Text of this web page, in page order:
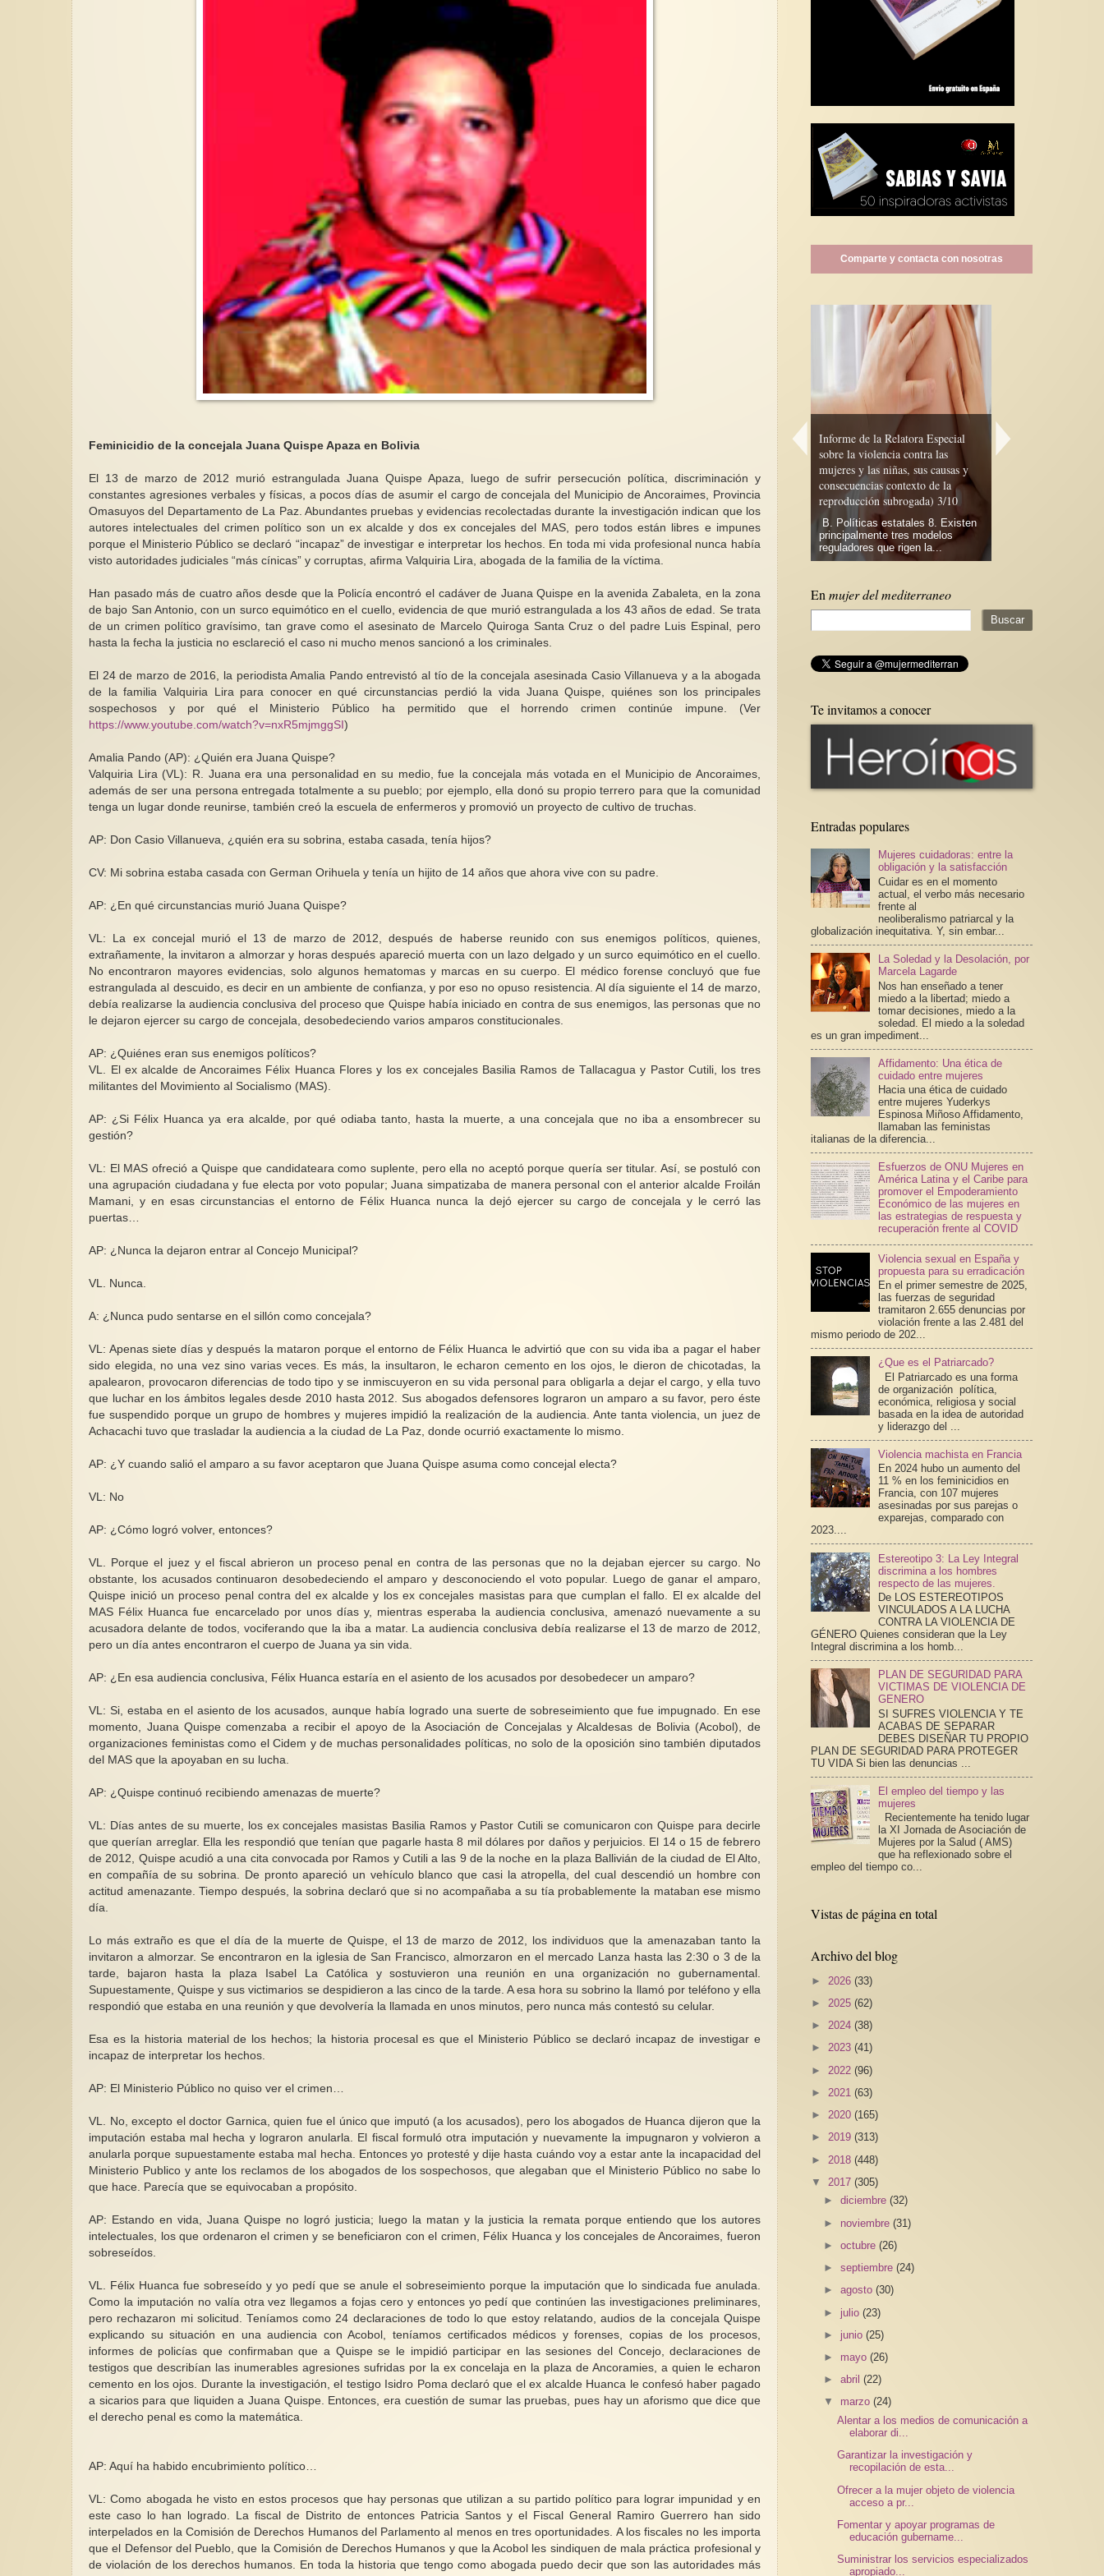
Feminicidio de la concejala Juana Quispe Apaza en Bolivia
El 13 de marzo de 2012 murió estrangulada Juana Quispe Apaza, luego de sufrir persecución política, discriminación y
constantes agresiones verbales y físicas, a pocos días de asumir el cargo de concejala del Municipio de Ancoraimes, Provincia
Omasuyos del Departamento de La Paz. Abundantes pruebas y evidencias recolectadas durante la investigación indican que los
autores intelectuales del crimen político son un ex alcalde y dos ex concejales del MAS, pero todos están libres e impunes
porque el Ministerio Público se declaró “incapaz” de investigar e interpretar los hechos. En toda mi vida profesional nunca había
visto autoridades judiciales “más cínicas” y corruptas, afirma Valquiria Lira, abogada de la familia de la víctima.
Han pasado más de cuatro años desde que la Policía encontró el cadáver de Juana Quispe en la avenida Zabaleta, en la zona
de bajo San Antonio, con un surco equimótico en el cuello, evidencia de que murió estrangulada a los 43 años de edad. Se trata
de un crimen político gravísimo, tan grave como el asesinato de Marcelo Quiroga Santa Cruz o del padre Luis Espinal, pero
hasta la fecha la justicia no esclareció el caso ni mucho menos sancionó a los criminales.
El 24 de marzo de 2016, la periodista Amalia Pando entrevistó al tío de la concejala asesinada Casio Villanueva y a la abogada
de la familia Valquiria Lira para conocer en qué circunstancias perdió la vida Juana Quispe, quiénes son los principales
sospechosos y por qué el Ministerio Público ha permitido que el horrendo crimen continúe impune. (Ver
https://www.youtube.com/watch?v=nxR5mjmggSI)
Amalia Pando (AP): ¿Quién era Juana Quispe?
Valquiria Lira (VL): R. Juana era una personalidad en su medio, fue la concejala más votada en el Municipio de Ancoraimes,
además de ser una persona entregada totalmente a su pueblo; por ejemplo, ella donó su propio terrero para que la comunidad
tenga un lugar donde reunirse, también creó la escuela de enfermeros y promovió un proyecto de cultivo de truchas.
AP: Don Casio Villanueva, ¿quién era su sobrina, estaba casada, tenía hijos?
CV: Mi sobrina estaba casada con German Orihuela y tenía un hijito de 14 años que ahora vive con su padre.
AP: ¿En qué circunstancias murió Juana Quispe?
VL: La ex concejal murió el 13 de marzo de 2012, después de haberse reunido con sus enemigos políticos, quienes,
extrañamente, la invitaron a almorzar y horas después apareció muerta con un lazo delgado y un surco equimótico en el cuello.
No encontraron mayores evidencias, solo algunos hematomas y marcas en su cuerpo. El médico forense concluyó que fue
estrangulada al descuido, es decir en un ambiente de confianza, y por eso no opuso resistencia. Al día siguiente el 14 de marzo,
debía realizarse la audiencia conclusiva del proceso que Quispe había iniciado en contra de sus enemigos, las personas que no
le dejaron ejercer su cargo de concejala, desobedeciendo varios amparos constitucionales.
AP: ¿Quiénes eran sus enemigos políticos?
VL. El ex alcalde de Ancoraimes Félix Huanca Flores y los ex concejales Basilia Ramos de Tallacagua y Pastor Cutili, los tres
militantes del Movimiento al Socialismo (MAS).
AP: ¿Si Félix Huanca ya era alcalde, por qué odiaba tanto, hasta la muerte, a una concejala que no iba a ensombrecer su
gestión?
VL: El MAS ofreció a Quispe que candidateara como suplente, pero ella no aceptó porque quería ser titular. Así, se postuló con
una agrupación ciudadana y fue electa por voto popular; Juana simpatizaba de manera personal con el anterior alcalde Froilán
Mamani, y en esas circunstancias el entorno de Félix Huanca nunca la dejó ejercer su cargo de concejala y le cerró las
puertas…
AP: ¿Nunca la dejaron entrar al Concejo Municipal?
VL. Nunca.
A: ¿Nunca pudo sentarse en el sillón como concejala?
VL: Apenas siete días y después la mataron porque el entorno de Félix Huanca le advirtió que con su vida iba a pagar el haber
sido elegida, no una vez sino varias veces. Es más, la insultaron, le echaron cemento en los ojos, le dieron de chicotadas, la
apalearon, provocaron diferencias de todo tipo y se inmiscuyeron en su vida personal para obligarla a dejar el cargo, y ella tuvo
que luchar en los ámbitos legales desde 2010 hasta 2012. Sus abogados defensores lograron un amparo a su favor, pero éste
fue suspendido porque un grupo de hombres y mujeres impidió la realización de la audiencia. Ante tanta violencia, un juez de
Achacachi tuvo que trasladar la audiencia a la ciudad de La Paz, donde ocurrió exactamente lo mismo.
AP: ¿Y cuando salió el amparo a su favor aceptaron que Juana Quispe asuma como concejal electa?
VL: No
AP: ¿Cómo logró volver, entonces?
VL. Porque el juez y el fiscal abrieron un proceso penal en contra de las personas que no la dejaban ejercer su cargo. No
obstante, los acusados continuaron desobedeciendo el amparo y desconociendo el voto popular. Luego de ganar el amparo,
Quispe inició un proceso penal contra del ex alcalde y los ex concejales masistas para que cumplan el fallo. El ex alcalde del
MAS Félix Huanca fue encarcelado por unos días y, mientras esperaba la audiencia conclusiva, amenazó nuevamente a su
acusadora delante de todos, vociferando que la iba a matar. La audiencia conclusiva debía realizarse el 13 de marzo de 2012,
pero un día antes encontraron el cuerpo de Juana ya sin vida.
AP: ¿En esa audiencia conclusiva, Félix Huanca estaría en el asiento de los acusados por desobedecer un amparo?
VL: Si, estaba en el asiento de los acusados, aunque había logrado una suerte de sobreseimiento que fue impugnado. En ese
momento, Juana Quispe comenzaba a recibir el apoyo de la Asociación de Concejalas y Alcaldesas de Bolivia (Acobol), de
organizaciones feministas como el Cidem y de muchas personalidades políticas, no solo de la oposición sino también diputados
del MAS que la apoyaban en su lucha.
AP: ¿Quispe continuó recibiendo amenazas de muerte?
VL: Días antes de su muerte, los ex concejales masistas Basilia Ramos y Pastor Cutili se comunicaron con Quispe para decirle
que querían arreglar. Ella les respondió que tenían que pagarle hasta 8 mil dólares por daños y perjuicios. El 14 o 15 de febrero
de 2012, Quispe acudió a una cita convocada por Ramos y Cutili a las 9 de la noche en la plaza Ballivián de la ciudad de El Alto,
en compañía de su sobrina. De pronto apareció un vehículo blanco que casi la atropella, del cual descendió un hombre con
actitud amenazante. Tiempo después, la sobrina declaró que si no acompañaba a su tía probablemente la mataban ese mismo
día.
Lo más extraño es que el día de la muerte de Quispe, el 13 de marzo de 2012, los individuos que la amenazaban tanto la
invitaron a almorzar. Se encontraron en la iglesia de San Francisco, almorzaron en el mercado Lanza hasta las 2:30 o 3 de la
tarde, bajaron hasta la plaza Isabel La Católica y sostuvieron una reunión en una organización no gubernamental.
Supuestamente, Quispe y sus victimarios se despidieron a las cinco de la tarde. A esa hora su sobrino la llamó por teléfono y ella
respondió que estaba en una reunión y que devolvería la llamada en unos minutos, pero nunca más contestó su celular.
Esa es la historia material de los hechos; la historia procesal es que el Ministerio Público se declaró incapaz de investigar e
incapaz de interpretar los hechos.
AP: El Ministerio Público no quiso ver el crimen…
VL. No, excepto el doctor Garnica, quien fue el único que imputó (a los acusados), pero los abogados de Huanca dijeron que la
imputación estaba mal hecha y lograron anularla. El fiscal formuló otra imputación y nuevamente la impugnaron y volvieron a
anularla porque supuestamente estaba mal hecha. Entonces yo protesté y dije hasta cuándo voy a estar ante la incapacidad del
Ministerio Publico y ante los reclamos de los abogados de los sospechosos, que alegaban que el Ministerio Público no sabe lo
que hace. Parecía que se equivocaban a propósito.
AP: Estando en vida, Juana Quispe no logró justicia; luego la matan y la justicia la remata porque entiendo que los autores
intelectuales, los que ordenaron el crimen y se beneficiaron con el crimen, Félix Huanca y los concejales de Ancoraimes, fueron
sobreseídos.
VL. Félix Huanca fue sobreseído y yo pedí que se anule el sobreseimiento porque la imputación que lo sindicada fue anulada.
Como la imputación no valía otra vez llegamos a fojas cero y entonces yo pedí que continúen las investigaciones preliminares,
pero rechazaron mi solicitud. Teníamos como 24 declaraciones de todo lo que estoy relatando, audios de la concejala Quispe
explicando su situación en una audiencia con Acobol, teníamos certificados médicos y forenses, copias de los procesos,
informes de policías que confirmaban que a Quispe se le impidió participar en las sesiones del Concejo, declaraciones de
testigos que describían las inumerables agresiones sufridas por la ex concelaja en la plaza de Ancoramies, a quien le echaron
cemento en los ojos. Durante la investigación, el testigo Isidro Poma declaró que el ex alcalde Huanca le confesó haber pagado
a sicarios para que liquiden a Juana Quispe. Entonces, era cuestión de sumar las pruebas, pues hay un aforismo que dice que
el derecho penal es como la matemática.
AP: Aquí ha habido encubrimiento político…
VL: Como abogada he visto en estos procesos que hay personas que utilizan a su partido político para lograr impunidad y en
este caso lo han logrado. La fiscal de Distrito de entonces Patricia Santos y el Fiscal General Ramiro Guerrero han sido
interpelados en la Comisión de Derechos Humanos del Parlamento al menos en tres oportunidades. A los fiscales no les importa
que el Defensor del Pueblo, que la Comisión de Derechos Humanos y que la Acobol les sindiquen de mala práctica profesional y
de violación de los derechos humanos. En toda la historia que tengo como abogada puedo decir que son las autoridades más
Comparte y contacta con nosotras
El sí…pero no! al “llegamos todas”
de Claudia Sheinbaum
Con la llegada de una mujer por
primera vez a la presidencia de
México se marca un antes y un...
Violencia machista en palabras de
una víctima
Traemos un texto , escrito desde
la desesperación que nos habla de
la violencia, de la prepotencia...
El sentido de escribir y leer de las
mujeres
“Siempre me he sentido
profundamente viva cuando
escribo” Siri Hustvedt, autora...
Informe de la Relatora Especial
sobre la violencia contra las
mujeres y las niñas, sus causas y
consecuencias contexto de la
reproducción subrogada) 3/10
B. Políticas estatales 8. Existen
principalmente tres modelos
reguladores que rigen la...
En mujer del mediterraneo
Te invitamos a conocer
Entradas populares
Mujeres cuidadoras: entre la
obligación y la satisfacción
Cuidar es en el momento
actual, el verbo más necesario
frente al
neoliberalismo patriarcal y la
globalización inequitativa. Y, sin embar...
La Soledad y la Desolación, por
Marcela Lagarde
Nos han enseñado a tener
miedo a la libertad; miedo a
tomar decisiones, miedo a la
soledad. El miedo a la soledad
es un gran impediment...
Affidamento: Una ética de
cuidado entre mujeres
Hacia una ética de cuidado
entre mujeres Yuderkys
Espinosa Miñoso Affidamento,
llamaban las feministas
italianas de la diferencia...
Esfuerzos de ONU Mujeres en
América Latina y el Caribe para
promover el Empoderamiento
Económico de las mujeres en
las estrategias de respuesta y
recuperación frente al COVID
Violencia sexual en España y
propuesta para su erradicación
En el primer semestre de 2025,
las fuerzas de seguridad
tramitaron 2.655 denuncias por
violación frente a las 2.481 del
mismo periodo de 202...
¿Que es el Patriarcado?
El Patriarcado es una forma
de organización política,
económica, religiosa y social
basada en la idea de autoridad
y liderazgo del ...
Violencia machista en Francia
En 2024 hubo un aumento del
11 % en los feminicidios en
Francia, con 107 mujeres
asesinadas por sus parejas o
exparejas, comparado con
2023....
Estereotipo 3: La Ley Integral
discrimina a los hombres
respecto de las mujeres.
De LOS ESTEREOTIPOS
VINCULADOS A LA LUCHA
CONTRA LA VIOLENCIA DE
GÉNERO Quienes consideran que la Ley
Integral discrimina a los homb...
PLAN DE SEGURIDAD PARA
VICTIMAS DE VIOLENCIA DE
GENERO
SI SUFRES VIOLENCIA Y TE
ACABAS DE SEPARAR
DEBES DISEÑAR TU PROPIO
PLAN DE SEGURIDAD PARA PROTEGER
TU VIDA Si bien las denuncias ...
El empleo del tiempo y las
mujeres
Recientemente ha tenido lugar
la XI Jornada de Asociación de
Mujeres por la Salud ( AMS)
que ha reflexionado sobre el
empleo del tiempo co...
Vistas de página en total
Archivo del blog
► 2026 (33)
► 2025 (62)
► 2024 (38)
► 2023 (41)
► 2022 (96)
► 2021 (63)
► 2020 (165)
► 2019 (313)
► 2018 (448)
▼ 2017 (305)
►diciembre(32)
► noviembre(31)
►octubre(26)
►septiembre(24)
►agosto(30)
► julio(23)
► junio(25)
► mayo(26)
►abril(22)
▼ marzo(24)
Alentar a los medios de comunicación a
elaborar di...
Garantizar la investigación y
recopilación de esta...
Ofrecer a la mujer objeto de violencia
acceso a pr...
Fomentar y apoyar programas de
educación gubername...
Suministrar los servicios especializados
apropiado...